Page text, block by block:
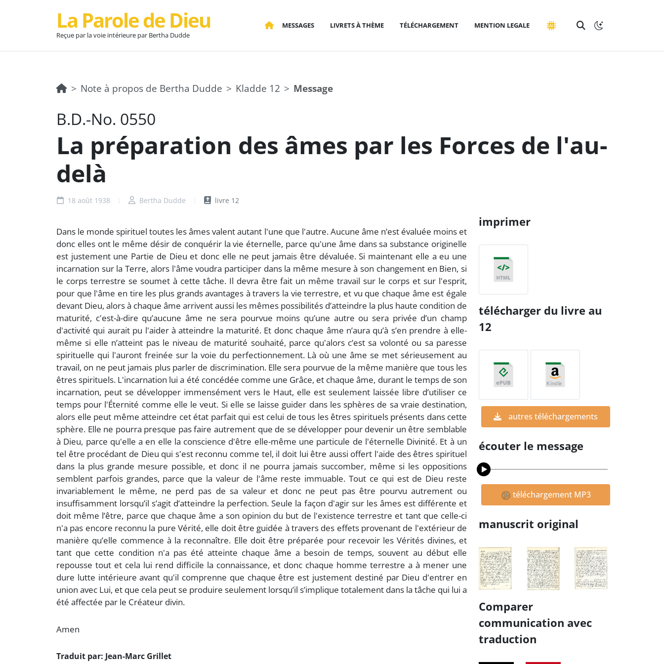
La Parole de Dieu
Reçue par la voie intérieure par Bertha Dudde
MESSAGES LIVRETS À THÈME TÉLÉCHARGEMENT MENTION LEGALE
Note à propos de Bertha Dudde Kladde 12 Message
B.D.-No. 0550
La préparation des âmes par les Forces de l'au-
delà
18 août 1938 Bertha Dudde livre 12
Dans le monde spirituel toutes les âmes valent autant l'une que l'autre. Aucune âme n’est évaluée moins et
donc elles ont le même désir de conquérir la vie éternelle, parce qu'une âme dans sa substance originelle
est justement une Partie de Dieu et donc elle ne peut jamais être dévaluée. Si maintenant elle a eu une
incarnation sur la Terre, alors l'âme voudra participer dans la même mesure à son changement en Bien, si
le corps terrestre se soumet à cette tâche. Il devra être fait un même travail sur le corps et sur l'esprit,
pour que l'âme en tire les plus grands avantages à travers la vie terrestre, et vu que chaque âme est égale
devant Dieu, alors à chaque âme arrivent aussi les mêmes possibilités d’atteindre la plus haute condition de
maturité, c'est-à-dire qu’aucune âme ne sera pourvue moins qu’une autre ou sera privée d’un champ
d'activité qui aurait pu l'aider à atteindre la maturité. Et donc chaque âme n’aura qu’à s’en prendre à elle-
même si elle n’atteint pas le niveau de maturité souhaité, parce qu'alors c’est sa volonté ou sa paresse
spirituelle qui l'auront freinée sur la voie du perfectionnement. Là où une âme se met sérieusement au
travail, on ne peut jamais plus parler de discrimination. Elle sera pourvue de la même manière que tous les
êtres spirituels. L'incarnation lui a été concédée comme une Grâce, et chaque âme, durant le temps de son
incarnation, peut se développer immensément vers le Haut, elle est seulement laissée libre d’utiliser ce
temps pour l'Éternité comme elle le veut. Si elle se laisse guider dans les sphères de sa vraie destination,
alors elle peut même atteindre cet état parfait qui est celui de tous les êtres spirituels présents dans cette
sphère. Elle ne pourra presque pas faire autrement que de se développer pour devenir un être semblable
à Dieu, parce qu'elle a en elle la conscience d'être elle-même une particule de l'éternelle Divinité. Et à un
tel être procédant de Dieu qui s'est reconnu comme tel, il doit lui être aussi offert l'aide des êtres spirituel
dans la plus grande mesure possible, et donc il ne pourra jamais succomber, même si les oppositions
semblent parfois grandes, parce que la valeur de l'âme reste immuable. Tout ce qui est de Dieu reste
invariablement le même, ne perd pas de sa valeur et donc ne peut pas être pourvu autrement ou
insuffisamment lorsqu’il s’agit d’atteindre la perfection. Seule la façon d'agir sur les âmes est différente et
doit même l’être, parce que chaque âme a son opinion du but de l'existence terrestre et tant que celle-ci
n'a pas encore reconnu la pure Vérité, elle doit être guidée à travers des effets provenant de l'extérieur de
manière qu’elle commence à la reconnaître. Elle doit être préparée pour recevoir les Vérités divines, et
tant que cette condition n'a pas été atteinte chaque âme a besoin de temps, souvent au début elle
repousse tout et cela lui rend difficile la connaissance, et donc chaque homme terrestre a à mener une
dure lutte intérieure avant qu'il comprenne que chaque être est justement destiné par Dieu d'entrer en
union avec Lui, et que cela peut se produire seulement lorsqu’il s’implique totalement dans la tâche qui lui a
été affectée par le Créateur divin.
Amen
Traduit par: Jean-Marc Grillet
imprimer
télécharger du livre au
12
autres téléchargements
écouter le message
téléchargement MP3
manuscrit original
Comparer
communication avec
traduction